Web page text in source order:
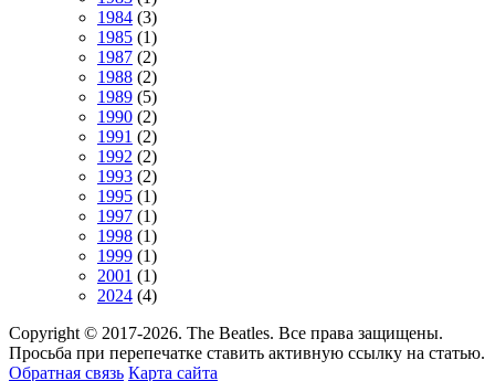
1984 (3)
1985 (1)
1987 (2)
1988 (2)
1989 (5)
1990 (2)
1991 (2)
1992 (2)
1993 (2)
1995 (1)
1997 (1)
1998 (1)
1999 (1)
2001 (1)
2024 (4)
Copyright © 2017-2026. The Beatles. Все права защищены.
Просьба при перепечатке ставить активную ссылку на статью.
Обратная связь Карта сайта